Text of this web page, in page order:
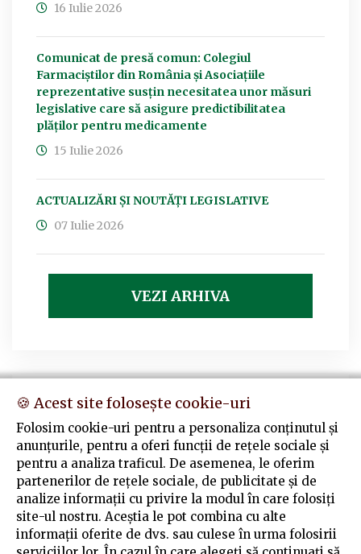
16 Iulie 2026
Comunicat de presă comun: Colegiul
Farmaciștilor din România și Asociațiile
reprezentative susțin necesitatea unor măsuri
legislative care să asigure predictibilitatea
plăților pentru medicamente
15 Iulie 2026
ACTUALIZĂRI ȘI NOUTĂȚI LEGISLATIVE
07 Iulie 2026
VEZI ARHIVA
Contact
Str. Doinei 1A, Alba Iulia, cod poştal 510138
+4025 881 33 11
contact@alba.colegfarm.ro
🍪 Acest site folosește cookie-uri
Folosim cookie-uri pentru a personaliza conținutul și
anunțurile, pentru a oferi funcții de rețele sociale și
pentru a analiza traficul. De asemenea, le oferim
partenerilor de rețele sociale, de publicitate și de
analize informații cu privire la modul în care folosiți
site-ul nostru. Aceștia le pot combina cu alte
informații oferite de dvs. sau culese în urma folosirii